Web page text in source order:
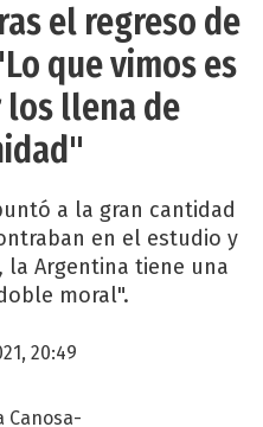
el regreso de
que vimos es
llena de
a la gran cantidad
en el estudio y
la Argentina tiene una
moral".
20:49